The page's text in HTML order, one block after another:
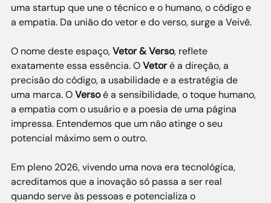
uma startup que une o técnico e o humano, o código e
a empatia. Da união do vetor e do verso, surge a Veivê.
O nome deste espaço, Vetor & Verso, reflete
exatamente essa essência. O Vetor é a direção, a
precisão do código, a usabilidade e a estratégia de
uma marca. O Verso é a sensibilidade, o toque humano,
a empatia com o usuário e a poesia de uma página
impressa. Entendemos que um não atinge o seu
potencial máximo sem o outro.
Em pleno 2026, vivendo uma nova era tecnológica,
acreditamos que a inovação só passa a ser real
quando serve às pessoas e potencializa o